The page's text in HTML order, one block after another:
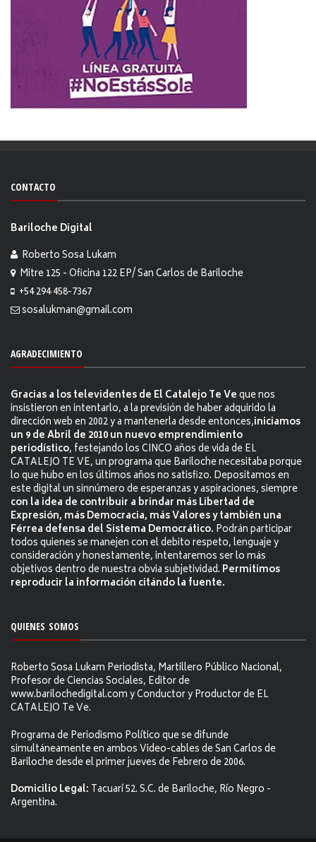
CONTACTO
Bariloche Digital
Roberto Sosa Lukam
Mitre 125 - Oficina 122 EP/ San Carlos de Bariloche
+54 294 458-7367
sosalukman@gmail.com
AGRADECIMIENTO
Gracias a los televidentes de El Catalejo Te Veque nos
insistieron en intentarlo, a la previsión de haber adquirido la
dirección web en 2002 y a mantenerla desde entonces,iniciamos
un 9 de Abril de 2010 un nuevo emprendimiento
periodístico, festejando los CINCO años de vida de EL
CATALEJO TE VE, un programa que Bariloche necesitaba porque
lo que hubo en los últimos años no satisfizo. Depositamos en
este digital un sinnúmero de esperanzas y aspiraciones, siempre
con la idea de contribuir a brindar más Libertad de
Expresión, más Democracia, más Valores y también una
Férrea defensa del Sistema Democrático. Podrán participar
todos quienes se manejen con el debito respeto, lenguaje y
consideración y honestamente, intentaremos ser lo más
objetivos dentro de nuestra obvia subjetividad. Permitimos
reproducir la información citándo la fuente.
QUIENES SOMOS
Roberto Sosa Lukam Periodista, Martillero Público Nacional,
Profesor de Ciencias Sociales, Editor de
www.barilochedigital.com y Conductor y Productor de EL
CATALEJO Te Ve.
Programa de Periodismo Político que se difunde
simultáneamente en ambos Video-cables de San Carlos de
Bariloche desde el primer jueves de Febrero de 2006.
Domicilio Legal: Tacuarí 52. S.C. de Bariloche, Río Negro -
Argentina.